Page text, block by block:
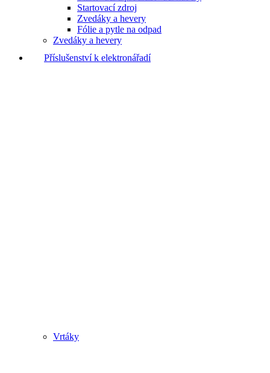
Startovací zdroj
Zvedáky a hevery
Fólie a pytle na odpad
Zvedáky a hevery
Příslušenství k elektronářadí
Vrtáky